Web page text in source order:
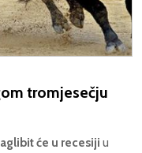
tromjesečju
će u recesiji u